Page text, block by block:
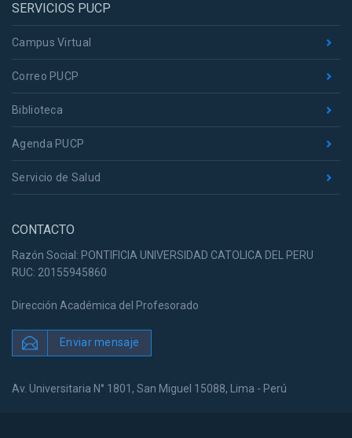
SERVICIOS PUCP
Campus Virtual
Correo PUCP
Biblioteca
Agenda PUCP
Servicio de Salud
CONTACTO
Razón Social: PONTIFICIA UNIVERSIDAD CATOLICA DEL PERU
RUC: 20155945860
Dirección Académica del Profesorado
Enviar mensaje
Av. Universitaria N° 1801, San Miguel 15088, Lima - Perú